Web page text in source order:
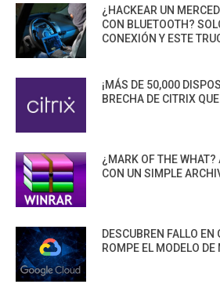
¿HACKEAR UN
CON BLUETOOTH?
CONEXIÓN Y ESTE
¡MÁS DE 50,000
BRECHA DE CITRIX
¿MARK OF THE WHAT?
CON UN SIMPLE
DESCUBREN FALLO EN
ROMPE EL MODELO